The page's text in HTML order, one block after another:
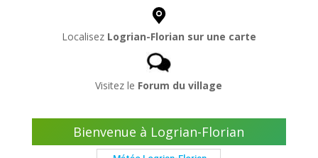
Localisez Logrian-Florian sur une carte
Visitez le Forum du village
Bienvenue à Logrian-Florian